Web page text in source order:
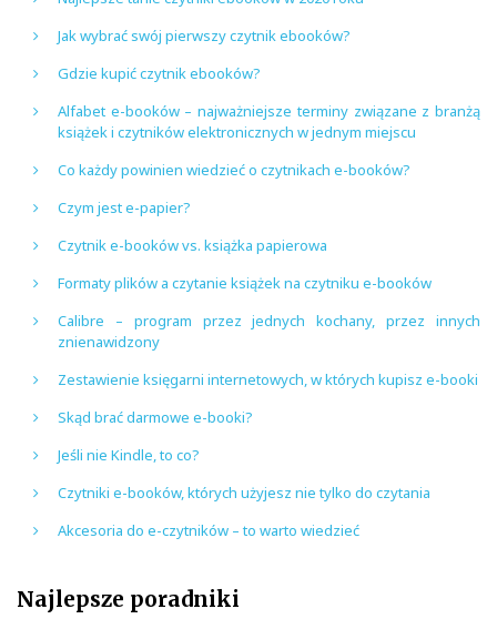
Jak wybrać swój pierwszy czytnik ebooków?
Gdzie kupić czytnik ebooków?
Alfabet e-booków – najważniejsze terminy związane z branżą
książek i czytników elektronicznych w jednym miejscu
Co każdy powinien wiedzieć o czytnikach e-booków?
Czym jest e-papier?
Czytnik e-booków vs. książka papierowa
Formaty plików a czytanie książek na czytniku e-booków
Calibre – program przez jednych kochany, przez innych
znienawidzony
Zestawienie księgarni internetowych, w których kupisz e-booki
Skąd brać darmowe e-booki?
Jeśli nie Kindle, to co?
Czytniki e-booków, których użyjesz nie tylko do czytania
Akcesoria do e-czytników – to warto wiedzieć
Najlepsze poradniki